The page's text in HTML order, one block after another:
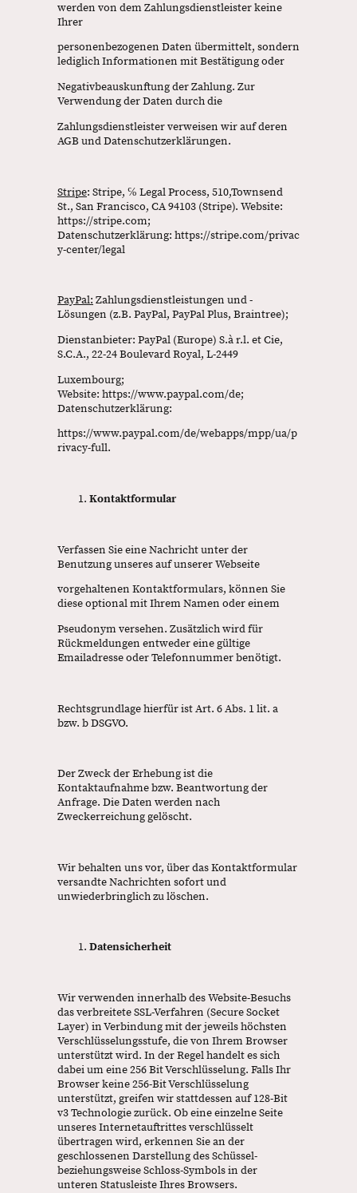
werden von dem Zahlungsdienstleister keine
Ihrer
personenbezogenen Daten übermittelt, sondern
lediglich Informationen mit Bestätigung oder
Negativbeauskunftung der Zahlung. Zur
Verwendung der Daten durch die
Zahlungsdienstleister verweisen wir auf deren
AGB und Datenschutzerklärungen.
Stripe: Stripe, ℅ Legal Process, 510,Townsend
St., San Francisco, CA 94103 (Stripe). Website:
https://stripe.com;
Datenschutzerklärung: https://stripe.com/privac
y-center/legal
PayPal: Zahlungsdienstleistungen und -
Lösungen (z.B. PayPal, PayPal Plus, Braintree);
Dienstanbieter: PayPal (Europe) S.à r.l. et Cie,
S.C.A., 22-24 Boulevard Royal, L-2449
Luxembourg;
Website: https://www.paypal.com/de;
Datenschutzerklärung:
https://www.paypal.com/de/webapps/mpp/ua/p
rivacy-full.
Kontaktformular
Verfassen Sie eine Nachricht unter der
Benutzung unseres auf unserer Webseite
vorgehaltenen Kontaktformulars, können Sie
diese optional mit Ihrem Namen oder einem
Pseudonym versehen. Zusätzlich wird für
Rückmeldungen entweder eine gültige
Emailadresse oder Telefonnummer benötigt.
Rechtsgrundlage hierfür ist Art. 6 Abs. 1 lit. a
bzw. b DSGVO.
Der Zweck der Erhebung ist die
Kontaktaufnahme bzw. Beantwortung der
Anfrage. Die Daten werden nach
Zweckerreichung gelöscht.
Wir behalten uns vor, über das Kontaktformular
versandte Nachrichten sofort und
unwiederbringlich zu löschen.
Datensicherheit
Wir verwenden innerhalb des Website-Besuchs
das verbreitete SSL-Verfahren (Secure Socket
Layer) in Verbindung mit der jeweils höchsten
Verschlüsselungsstufe, die von Ihrem Browser
unterstützt wird. In der Regel handelt es sich
dabei um eine 256 Bit Verschlüsselung. Falls Ihr
Browser keine 256-Bit Verschlüsselung
unterstützt, greifen wir stattdessen auf 128-Bit
v3 Technologie zurück. Ob eine einzelne Seite
unseres Internetauftrittes verschlüsselt
übertragen wird, erkennen Sie an der
geschlossenen Darstellung des Schüssel-
beziehungsweise Schloss-Symbols in der
unteren Statusleiste Ihres Browsers.